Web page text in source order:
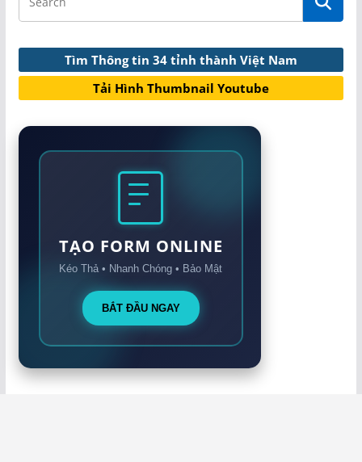
Tìm Thông tin 34 tỉnh thành Việt Nam
Tải Hình Thumbnail Youtube
TẠO FORM ONLINE
Kéo Thả • Nhanh Chóng • Bảo Mật
BẮT ĐẦU NGAY